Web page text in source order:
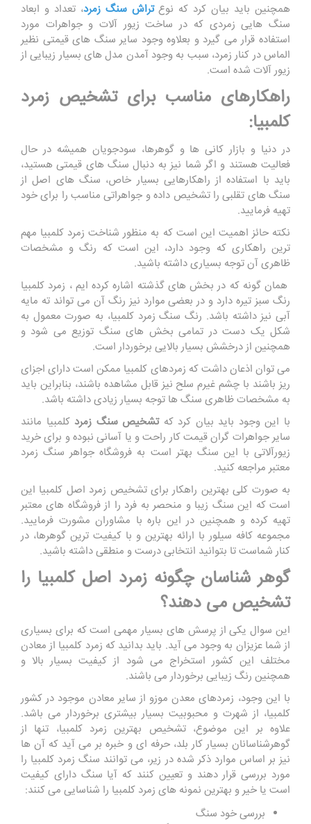
همچنین باید بیان کرد که نوعتراش سنگ زمرد، تعداد و ابعاد
سنگ ‌هایی زمردی که در ساخت زیور آلات و جواهرات مورد
استفاده قرار می ‌گیرد و بعلاوه وجود سایر سنگ‌ های قیمتی نظیر
الماس در کنار زمرد، سبب به وجود آمدن مدل های بسیار زیبایی از
زیور آلات شده است.
راهکارهای مناسب برای تشخیص زمرد
کلمبیا:
در دنیا و بازار کانی ها و گوهرها، سودجویان همیشه در حال
فعالیت هستند و اگر شما نیز به دنبال سنگ های قیمتی هستید،
باید با استفاده از راهکارهایی بسیار خاص، سنگ های اصل از
سنگ های تقلبی را تشخیص داده و جواهراتی مناسب را برای خود
تهیه فرمایید.
نکته حائز اهمیت این است که به منظور شناخت زمرد کلمبیا مهم
‌ترین راهکاری که وجود دارد، این است که رنگ و مشخصات
ظاهری آن توجه بسیاری داشته باشید.
همان گونه که در بخش های گذشته اشاره کرده ایم ، زمرد کلمبیا
رنگ سبز تیره دارد و در بعضی موارد نیز رنگ آن می ‌تواند ته ‌مایه
آبی نیز داشته باشد. رنگ سنگ زمرد کلمبیا، به صورت معمول به
شکل یک دست در تمامی بخش های سنگ توزیع می شود و
همچنین از درخشش بسیار بالایی برخوردار است.
می توان اذعان داشت که زمردهای کلمبیا ممکن است دارای اجزای
ریز باشند با چشم غیرم سلح نیز قابل مشاهده باشند، بنابراین باید
به مشخصات ظاهری سنگ ها توجه بسیار زیادی داشته باشد.
با این وجود باید بیان کرد کهتشخیص سنگ زمردکلمبیا مانند
سایر جواهرات گران ‌قیمت کار راحت و یا آسانی نبوده و برای خرید
زیورآلاتی با این سنگ بهتر است به فروشگاه جواهر سنگ زمرد
معتبر مراجعه کنید.
به صورت کلی بهترین راهکار برای تشخیص زمرد اصل کلمبیا این
است که این سنگ زیبا و منحصر به فرد را از فروشگاه های معتبر
تهیه کرده و همچنین در این باره با مشاوران مشورت فرمایید.
مجموعه کافه سیلور با ارائه بهترین و با کیفیت ترین گوهرها، در
کنار شماست تا بتوانید انتخابی درست و منطقی داشته باشید.
گوهر شناسان چگونه زمرد اصل کلمبیا را
تشخیص می دهند؟
این سوال یکی از پرسش های بسیار مهمی است که برای بسیاری
از شما عزیزان به وجود می آید. باید بدانید که زمرد کلمبیا از معادن
مختلف این کشور استخراج می ‌شود از کیفیت بسیار بالا و
همچنین رنگ زیبایی برخوردار می باشند.
با این وجود، زمردهای معدن موزو از سایر معادن موجود در کشور
کلمبیا، از شهرت و محبوبیت بسیار بیشتری برخوردار می باشد.
علاوه بر این موضوع، تشخیص بهترین زمرد کلمبیا، تنها از
گوهرشناسانان بسیار کار بلد، حرفه ای و خبره بر می آید که آن ها
نیز بر اساس موارد ذکر شده در زیر، می توانند سنگ زمرد کلمبیا را
مورد بررسی قرار دهند و تعیین کنند که آیا سنگ دارای کیفیت
است یا خیر و بهترین نمونه ‌های زمرد کلمبیا را شناسایی می ‌کنند:
بررسی خود سنگ